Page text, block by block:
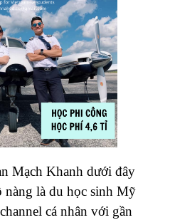
Mạch Khanh dưới đây
nàng là du học sinh Mỹ
cá nhân với gần